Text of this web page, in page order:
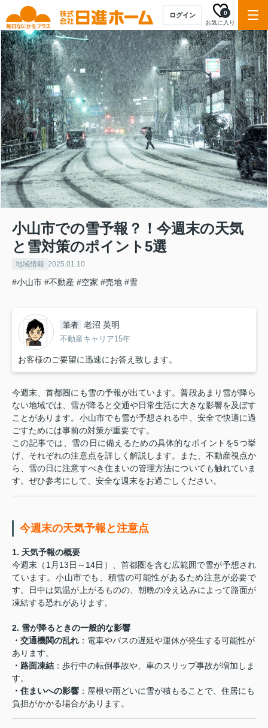
ログイン
お気に入り
0
小山市での雪予報？！今週末の天気
と雪対策のポイント5選
地域情報 2025.01.10
#小山市 #不動産 #空家 #売地 #雪
筆者 老沼 英明
不動産キャリア15年
お客様のご要望に迅速にお答え致します。
今週末、首都圏にも雪の予報が出ています。普段あまり雪が降ら
ない地域では、雪が降ると交通や日常生活に大きな影響を及ぼす
ことがあります。小山市でも雪が予想される中、安全で快適に過
ごすためには事前の対策が重要です。
この記事では、雪の日に備えるための具体的なポイントを5つ挙
げ、それぞれの注意点を詳しく解説します。また、不動産視点か
ら、雪の日に注意すべき住まいの管理方法についても触れていま
す。ぜひ参考にして、安全な週末をお過ごしください。
今週末の天気予報と注意点
1. 天気予報の概要
今週末（1月13日～14日）、首都圏を含む広範囲で雪が予想され
ています。小山市でも、積雪の可能性があるため注意が必要で
す。日中は気温が上がるものの、朝晩の冷え込みによって路面が
凍結する恐れがあります。
2. 雪が降るときの一般的な影響
・交通機関の乱れ ：電車やバスの遅延や運休が発生する可能性が
あります。
・路面凍結 ：歩行中の転倒事故や、車のスリップ事故が増加しま
す。
・住まいへの影響 ：屋根や雨どいに雪が積もることで、住居にも
負担がかかる場合があります。